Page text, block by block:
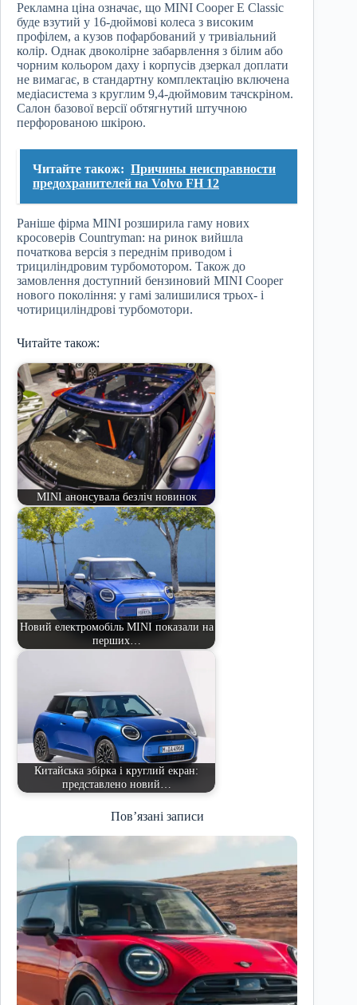
Рекламна ціна означає, що MINI Cooper E Classic
буде взутий у 16-дюймові колеса з високим
профілем, а кузов пофарбований у тривіальний
колір. Однак двоколірне забарвлення з білим або
чорним кольором даху і корпусів дзеркал доплати
не вимагає, в стандартну комплектацію включена
медіасистема з круглим 9,4-дюймовим тачскріном.
Салон базової версії обтягнутий штучною
перфорованою шкірою.
Читайте також: Причины неисправности
предохранителей на Volvo FH 12
Раніше фірма MINI розширила гаму нових
кросоверів Countryman: на ринок вийшла
початкова версія з переднім приводом і
трициліндровим турбомотором. Також до
замовлення доступний бензиновий MINI Cooper
нового покоління: у гамі залишилися трьох- і
чотирициліндрові турбомотори.
Читайте також:
MINI анонсувала безліч новинок
Новий електромобіль MINI показали на
перших…
Китайська збірка і круглий екран:
представлено новий…
Пов’язані записи